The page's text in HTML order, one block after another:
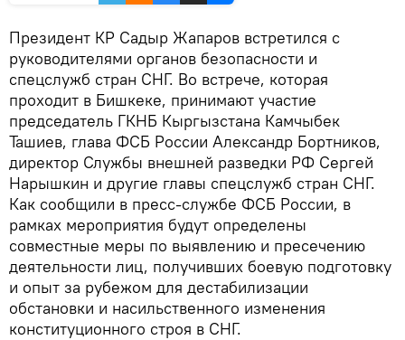
Президент КР Садыр Жапаров встретился с
руководителями органов безопасности и
спецслужб стран СНГ. Во встрече, которая
проходит в Бишкеке, принимают участие
председатель ГКНБ Кыргызстана Камчыбек
Ташиев, глава ФСБ России Александр Бортников,
директор Службы внешней разведки РФ Сергей
Нарышкин и другие главы спецслужб стран СНГ.
Как сообщили в пресс-службе ФСБ России, в
рамках мероприятия будут определены
совместные меры по выявлению и пресечению
деятельности лиц, получивших боевую подготовку
и опыт за рубежом для дестабилизации
обстановки и насильственного изменения
конституционного строя в СНГ.